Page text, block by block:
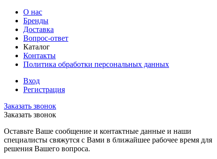
О нас
Бренды
Доставка
Вопрос-ответ
Каталог
Контакты
Политика обработки персональных данных
Вход
Регистрация
Заказать звонок
Заказать звонок
Оставьте Ваше сообщение и контактные данные и наши
специалисты свяжутся с Вами в ближайшее рабочее время для
решения Вашего вопроса.